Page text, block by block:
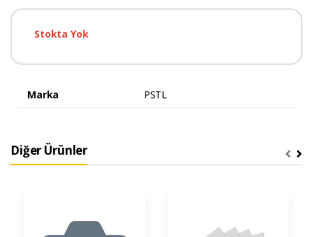
Stokta Yok
Marka PSTL
Diğer Ürünler